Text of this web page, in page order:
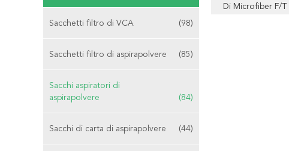
Sacchetti filtro di VCA (98)
Sacchetti filtro di aspirapolvere (85)
Sacchi aspiratori di
aspirapolvere
(84)
Sacchi di carta di aspirapolvere (44)
Di Microfiber F/T